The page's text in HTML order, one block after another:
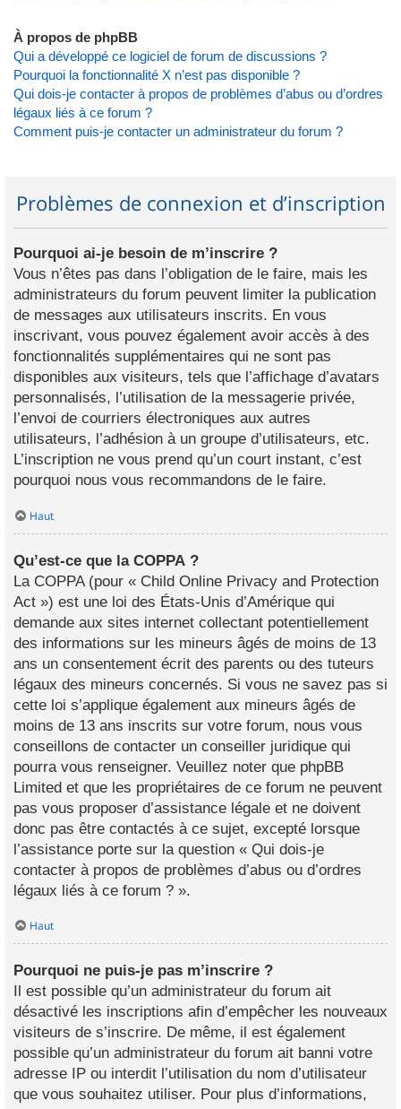
À propos de phpBB
Qui a développé ce logiciel de forum de discussions ?
Pourquoi la fonctionnalité X n’est pas disponible ?
Qui dois-je contacter à propos de problèmes d’abus ou d’ordres
légaux liés à ce forum ?
Comment puis-je contacter un administrateur du forum ?
Problèmes de connexion et d’inscription
Pourquoi ai-je besoin de m’inscrire ?
Vous n’êtes pas dans l’obligation de le faire, mais les
administrateurs du forum peuvent limiter la publication
de messages aux utilisateurs inscrits. En vous
inscrivant, vous pouvez également avoir accès à des
fonctionnalités supplémentaires qui ne sont pas
disponibles aux visiteurs, tels que l’affichage d’avatars
personnalisés, l’utilisation de la messagerie privée,
l’envoi de courriers électroniques aux autres
utilisateurs, l’adhésion à un groupe d’utilisateurs, etc.
L’inscription ne vous prend qu’un court instant, c’est
pourquoi nous vous recommandons de le faire.
Haut
Qu’est-ce que la COPPA ?
La COPPA (pour « Child Online Privacy and Protection
Act ») est une loi des États-Unis d’Amérique qui
demande aux sites internet collectant potentiellement
des informations sur les mineurs âgés de moins de 13
ans un consentement écrit des parents ou des tuteurs
légaux des mineurs concernés. Si vous ne savez pas si
cette loi s’applique également aux mineurs âgés de
moins de 13 ans inscrits sur votre forum, nous vous
conseillons de contacter un conseiller juridique qui
pourra vous renseigner. Veuillez noter que phpBB
Limited et que les propriétaires de ce forum ne peuvent
pas vous proposer d’assistance légale et ne doivent
donc pas être contactés à ce sujet, excepté lorsque
l’assistance porte sur la question « Qui dois-je
contacter à propos de problèmes d’abus ou d’ordres
légaux liés à ce forum ? ».
Haut
Pourquoi ne puis-je pas m’inscrire ?
Il est possible qu’un administrateur du forum ait
désactivé les inscriptions afin d’empêcher les nouveaux
visiteurs de s’inscrire. De même, il est également
possible qu’un administrateur du forum ait banni votre
adresse IP ou interdit l’utilisation du nom d’utilisateur
que vous souhaitez utiliser. Pour plus d’informations,